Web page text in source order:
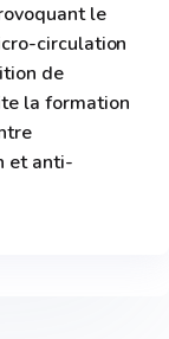
le
circulation
de
la formation
et anti-